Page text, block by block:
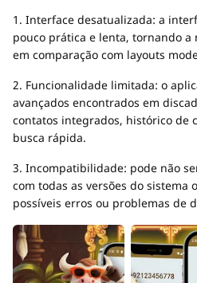
1. Interface desatualizada: a
pouco prática e lenta, tornando a
em comparação com layouts
2. Funcionalidade limitada: o
avançados encontrados em
contatos integrados, histórico de
busca rápida.
3. Incompatibilidade: pode não
com todas as versões do sistema
possíveis erros ou problemas de